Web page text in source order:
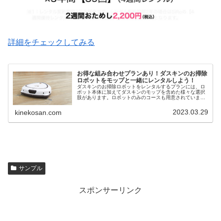
詳細をチェックしてみる
お得な組み合わせプランあり！ダスキンのお掃除
ロボットをモップと一緒にレンタルしよう！
ダスキンのお掃除ロボットをレンタルするプランには、ロ
ボット本体に加えてダスキンのモップを含めた様々な選択
肢があります。ロボットのみのコースも用意されています
kinekosan.com 2023.03.29
サンプル
スポンサーリンク